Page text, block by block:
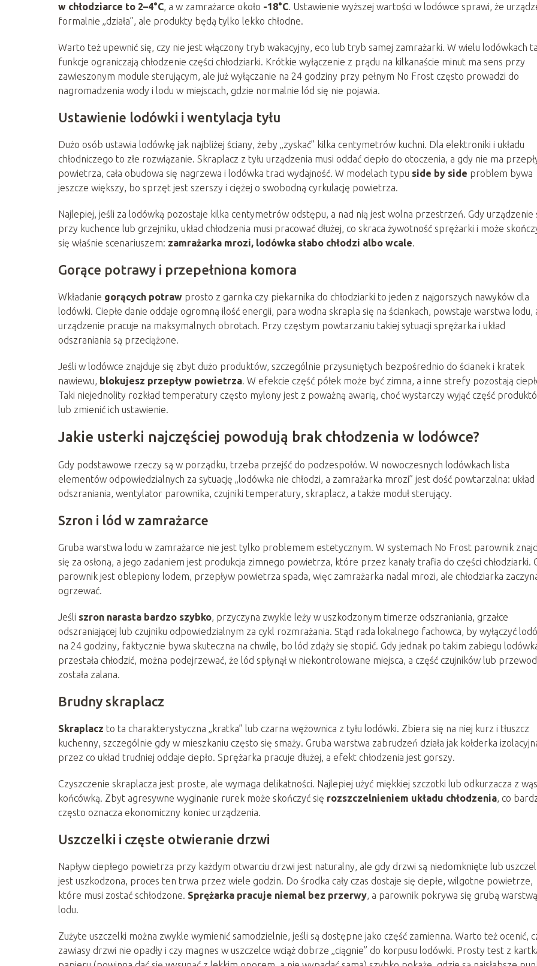
w chłodziarce to 2–4°C, a w zamrażarce około -18°C. Ustawienie wyższej wartości w lodówce sprawi, że
formalnie „działa”, ale produkty będą tylko lekko chłodne.
Warto też upewnić się, czy nie jest włączony tryb wakacyjny, eco lub tryb samej zamrażarki. W wielu lodówkach
funkcje ograniczają chłodzenie części chłodziarki. Krótkie wyłączenie z prądu na kilkanaście minut ma sens przy
zawieszonym module sterującym, ale już wyłączanie na 24 godziny przy pełnym No Frost często prowadzi do
nagromadzenia wody i lodu w miejscach, gdzie normalnie lód się nie pojawia.
Ustawienie lodówki i wentylacja tyłu
Dużo osób ustawia lodówkę jak najbliżej ściany, żeby „zyskać” kilka centymetrów kuchni. Dla elektroniki i układu
chłodniczego to złe rozwiązanie. Skraplacz z tyłu urządzenia musi oddać ciepło do otoczenia, a gdy nie ma
powietrza, cała obudowa się nagrzewa i lodówka traci wydajność. W modelach typu side by side problem bywa
jeszcze większy, bo sprzęt jest szerszy i ciężej o swobodną cyrkulację powietrza.
Najlepiej, jeśli za lodówką pozostaje kilka centymetrów odstępu, a nad nią jest wolna przestrzeń. Gdy urządzenie
przy kuchence lub grzejniku, układ chłodzenia musi pracować dłużej, co skraca żywotność sprężarki i może
się właśnie scenariuszem: zamrażarka mrozi, lodówka słabo chłodzi albo wcale.
Gorące potrawy i przepełniona komora
Wkładanie gorących potraw prosto z garnka czy piekarnika do chłodziarki to jeden z najgorszych nawyków dla
lodówki. Ciepłe danie oddaje ogromną ilość energii, para wodna skrapla się na ściankach, powstaje warstwa lodu,
urządzenie pracuje na maksymalnych obrotach. Przy częstym powtarzaniu takiej sytuacji sprężarka i układ
odszraniania są przeciążone.
Jeśli w lodówce znajduje się zbyt dużo produktów, szczególnie przysuniętych bezpośrednio do ścianek i kratek
nawiewu, blokujesz przepływ powietrza. W efekcie część półek może być zimna, a inne strefy pozostają
Taki niejednolity rozkład temperatury często mylony jest z poważną awarią, choć wystarczy wyjąć część
lub zmienić ich ustawienie.
Jakie usterki najczęściej powodują brak chłodzenia w lodówce?
Gdy podstawowe rzeczy są w porządku, trzeba przejść do podzespołów. W nowoczesnych lodówkach lista
elementów odpowiedzialnych za sytuację „lodówka nie chłodzi, a zamrażarka mrozi” jest dość powtarzalna: układ
odszraniania, wentylator parownika, czujniki temperatury, skraplacz, a także moduł sterujący.
Szron i lód w zamrażarce
Gruba warstwa lodu w zamrażarce nie jest tylko problemem estetycznym. W systemach No Frost parownik
się za osłoną, a jego zadaniem jest produkcja zimnego powietrza, które przez kanały trafia do części chłodziarki.
parownik jest oblepiony lodem, przepływ powietrza spada, więc zamrażarka nadal mrozi, ale chłodziarka
ogrzewać.
Jeśli szron narasta bardzo szybko, przyczyna zwykle leży w uszkodzonym timerze odszraniania, grzałce
odszraniającej lub czujniku odpowiedzialnym za cykl rozmrażania. Stąd rada lokalnego fachowca, by wyłączyć
na 24 godziny, faktycznie bywa skuteczna na chwilę, bo lód zdąży się stopić. Gdy jednak po takim zabiegu
przestała chłodzić, można podejrzewać, że lód spłynął w niekontrolowane miejsca, a część czujników lub
została zalana.
Brudny skraplacz
Skraplacz to ta charakterystyczna „kratka” lub czarna wężownica z tyłu lodówki. Zbiera się na niej kurz i tłuszcz
kuchenny, szczególnie gdy w mieszkaniu często się smaży. Gruba warstwa zabrudzeń działa jak kołderka
przez co układ trudniej oddaje ciepło. Sprężarka pracuje dłużej, a efekt chłodzenia jest gorszy.
Czyszczenie skraplacza jest proste, ale wymaga delikatności. Najlepiej użyć miękkiej szczotki lub odkurzacza z
końcówką. Zbyt agresywne wyginanie rurek może skończyć się rozszczelnieniem układu chłodzenia, co
często oznacza ekonomiczny koniec urządzenia.
Uszczelki i częste otwieranie drzwi
Napływ ciepłego powietrza przy każdym otwarciu drzwi jest naturalny, ale gdy drzwi są niedomknięte lub
jest uszkodzona, proces ten trwa przez wiele godzin. Do środka cały czas dostaje się ciepłe, wilgotne powietrze,
które musi zostać schłodzone. Sprężarka pracuje niemal bez przerwy, a parownik pokrywa się grubą warstwą
lodu.
Zużyte uszczelki można zwykle wymienić samodzielnie, jeśli są dostępne jako część zamienna. Warto też ocenić,
zawiasy drzwi nie opadły i czy magnes w uszczelce wciąż dobrze „ciągnie” do korpusu lodówki. Prosty test z